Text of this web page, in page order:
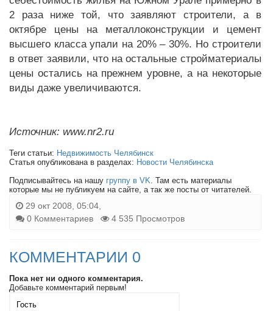
2 раза ниже той, что заявляют строители, а в
октябре цены на металлоконструкции и цемент
высшего класса упали на 20% – 30%. Но строители
в ответ заявили, что на остальные стройматериалы
цены остались на прежнем уровне, а на некоторые
виды даже увеличиваются.
Источник: www.nr2.ru
Теги статьи: Недвижимость Челябинск
Статья опубликована в разделах: Новости Челябинска
Подписывайтесь на нашу группу в VK. Там есть материалы
которые мы не публикуем на сайте, а так же посты от читателей.
29 окт 2008, 05:04,
0 Комментариев
4 535 Просмотров
КОММЕНТАРИИ 0
Пока нет ни одного комментария.
Добавьте комментарий первым!